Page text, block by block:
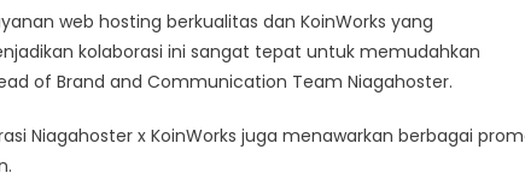
web hosting berkualitas dan KoinWorks yang
kolaborasi ini sangat tepat untuk memudahkan
of Brand and Communication Team Niagahoster.
Niagahoster x KoinWorks juga menawarkan berbagai